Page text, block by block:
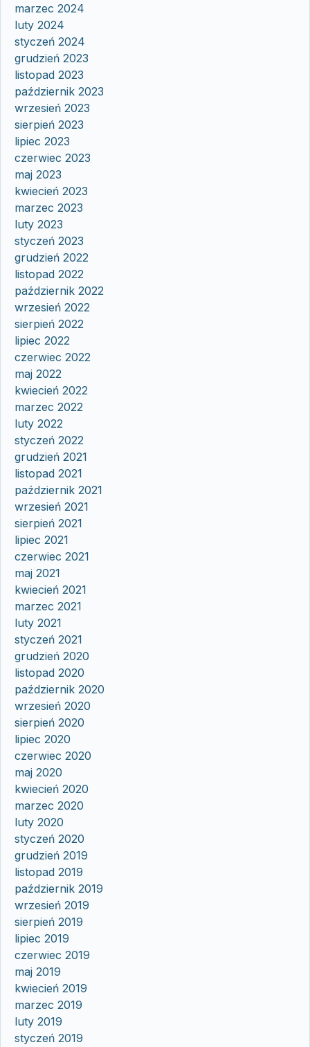
marzec 2024
luty 2024
styczeń 2024
grudzień 2023
listopad 2023
październik 2023
wrzesień 2023
sierpień 2023
lipiec 2023
czerwiec 2023
maj 2023
kwiecień 2023
marzec 2023
luty 2023
styczeń 2023
grudzień 2022
listopad 2022
październik 2022
wrzesień 2022
sierpień 2022
lipiec 2022
czerwiec 2022
maj 2022
kwiecień 2022
marzec 2022
luty 2022
styczeń 2022
grudzień 2021
listopad 2021
październik 2021
wrzesień 2021
sierpień 2021
lipiec 2021
czerwiec 2021
maj 2021
kwiecień 2021
marzec 2021
luty 2021
styczeń 2021
grudzień 2020
listopad 2020
październik 2020
wrzesień 2020
sierpień 2020
lipiec 2020
czerwiec 2020
maj 2020
kwiecień 2020
marzec 2020
luty 2020
styczeń 2020
grudzień 2019
listopad 2019
październik 2019
wrzesień 2019
sierpień 2019
lipiec 2019
czerwiec 2019
maj 2019
kwiecień 2019
marzec 2019
luty 2019
styczeń 2019